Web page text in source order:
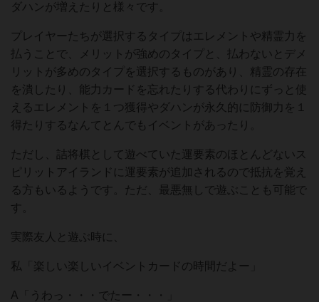
ダハンが増えたりと様々です。
プレイヤーたちが選択するタイプはエレメントや精霊力を
払うことで、メリットが強めのタイプと、払わないとデメ
リットが多めのタイプを選択するものがあり、精霊の存在
を潰したり、能力カードを忘れたりする代わりにずっと使
えるエレメントを１つ獲得やダハンが永久的に防御力を１
得たりするなんてとんでもイベントがあったり。
ただし、詰将棋として遊べていた運要素のほとんどないス
ピリットアイランドに運要素が追加されるので抵抗を覚え
る方もいるようです。ただ、最悪無しで遊ぶことも可能で
す。
実際友人と遊ぶ時に、
私「楽しい楽しいイベントカードの時間だよー」
A「うわっ・・・でたー・・・」